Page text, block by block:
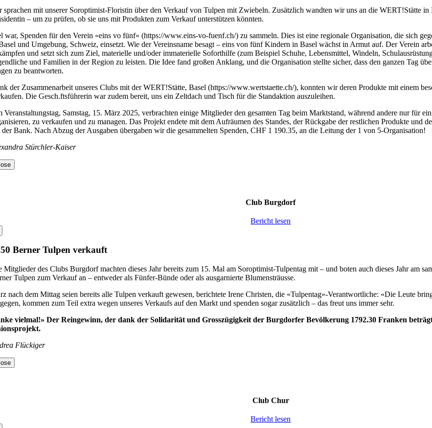
sprachen mit unserer Soroptimist-Floristin über den Verkauf von Tulpen mit Zwiebeln. Zusätzlich wandten wir uns an die WERT!Stätte in
– um zu prüfen, ob sie uns mit Produkten zum Verkauf unterstützen könnten.
war, Spenden für den Verein «eins vo fünf» (https://www.eins-vo-fuenf.ch/) zu sammeln. Dies ist eine regionale Organisation, die sich
und Umgebung, Schweiz, einsetzt. Wie der Vereinsname besagt – eins von fünf Kindern in Basel wächst in Armut auf. Der Verein
und setzt sich zum Ziel, materielle und/oder immaterielle Soforthilfe (zum Beispiel Schuhe, Lebensmittel, Windeln,
und Familien in der Region zu leisten. Die Idee fand großen Anklang, und die Organisation stellte sicher, dass den ganzen Tag
zu beantworten.
der Zusammenarbeit unseres Clubs mit der WERT!Stätte, Basel (https://www.wertstaette.ch/), konnten wir deren Produkte mit einem
Die Gesch.ftsführerin war zudem bereit, uns ein Zeltdach und Tisch für die Standaktion auszuleihen.
Veranstaltungstag, Samstag, 15. März 2025, verbrachten einige Mitglieder den gesamten Tag beim Marktstand, während andere nur für
zu verkaufen und zu managen. Das Projekt endete mit dem Aufräumen des Standes, der Rückgabe der restlichen Produkte und
der Bank. Nach Abzug der Ausgaben übergaben wir die gesammelten Spenden, CHF 1 190.35, an die Leitung der 1 von 5-Organisation!
Stürchler-Kaiser
Club Burgdorf
Bericht lesen
Berner Tulpen verkauft
Mitglieder des Clubs Burgdorf machten dieses Jahr bereits zum 15. Mal am Soroptimist-Tulpentag mit – und boten auch dieses Jahr am
Tulpen zum Verkauf an – entweder als Fünfer-Bünde oder als ausgarnierte Blumensträusse.
nach dem Mittag seien bereits alle Tulpen verkauft gewesen, berichtete Irene Christen, die «Tulpentag»-Verantwortliche: «Die Leute
kommen zum Teil extra wegen unseres Verkaufs auf den Markt und spenden sogar zusätzlich – das freut uns immer sehr.
vielmal!» Der Reingewinn, der dank der Solidarität und Grosszügigkeit der Burgdorfer Bevölkerung 1792.30 Franken
Flückiger
Club Chur
Bericht lesen